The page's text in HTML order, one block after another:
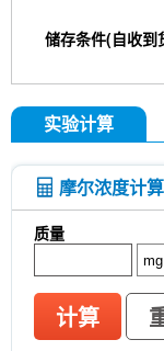
L-
储存条件(自收到
实验计算
摩尔浓度计
质量
计算